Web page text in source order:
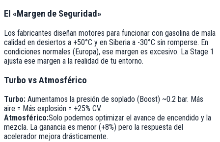
El «Margen de Seguridad»
Los fabricantes diseñan motores para funcionar con gasolina de mala
calidad en desiertos a +50°C y en Siberia a -30°C sin romperse. En
condiciones normales (Europa), ese margen es excesivo. La Stage 1
ajusta ese margen a la realidad de tu entorno.
Turbo vs Atmosférico
Turbo: Aumentamos la presión de soplado (Boost) ~0.2 bar. Más
aire = Más explosión = +25% CV.
Atmosférico:Solo podemos optimizar el avance de encendido y la
mezcla. La ganancia es menor (+8%) pero la respuesta del
acelerador mejora drásticamente.